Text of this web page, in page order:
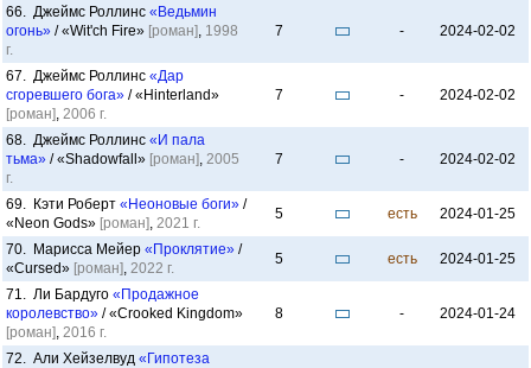
66. Джеймс Роллинс «Ведьмин
огонь» / «Wit'ch Fire» [роман], 1998
г.
7 - 2024-02-02
67. Джеймс Роллинс «Дар
сгоревшего бога» / «Hinterland»
[роман], 2006 г.
7 - 2024-02-02
68. Джеймс Роллинс «И пала
тьма» / «Shadowfall» [роман], 2005
г.
7 - 2024-02-02
69. Кэти Роберт «Неоновые боги» /
«Neon Gods» [роман], 2021 г.
5 есть 2024-01-25
70. Марисса Мейер «Проклятие» /
«Cursed» [роман], 2022 г.
5 есть 2024-01-25
71. Ли Бардуго «Продажное
королевство» / «Crooked Kingdom»
[роман], 2016 г.
8 - 2024-01-24
72. Али Хейзелвуд «Гипотеза